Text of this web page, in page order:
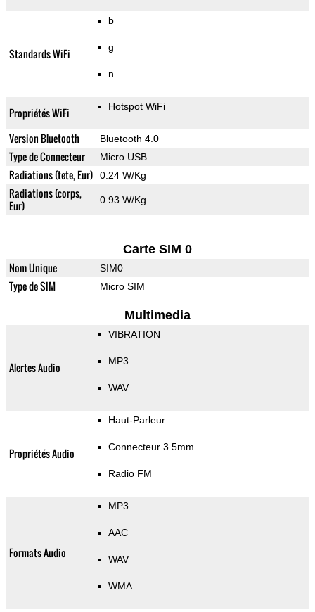
Standards WiFi
b
g
n
Propriétés WiFi Hotspot WiFi
Version Bluetooth Bluetooth 4.0
Type de Connecteur Micro USB
Radiations (tete, Eur) 0.24 W/Kg
Radiations (corps,
Eur)
0.93 W/Kg
Carte SIM 0
Nom Unique SIM0
Type de SIM Micro SIM
Multimedia
Alertes Audio
VIBRATION
MP3
WAV
Propriétés Audio
Haut-Parleur
Connecteur 3.5mm
Radio FM
Formats Audio
MP3
AAC
WAV
WMA